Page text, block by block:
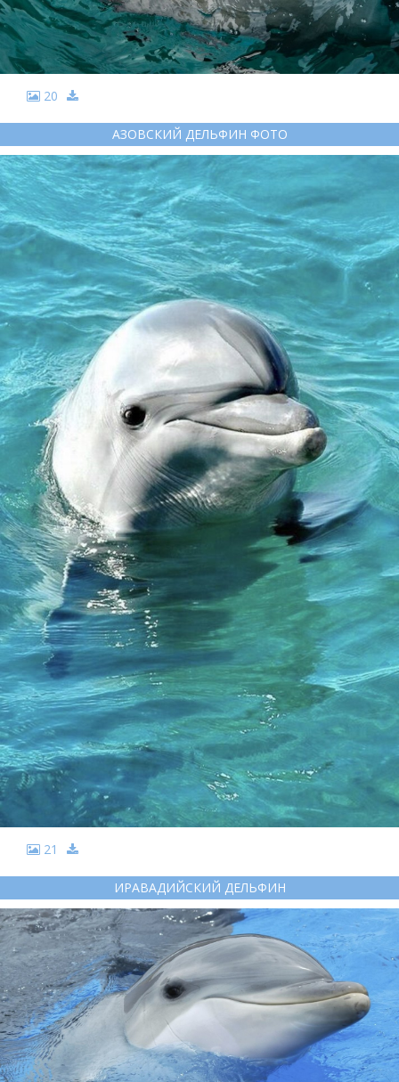
20
АЗОВСКИЙ ДЕЛЬФИН ФОТО
21
ИРАВАДИЙСКИЙ ДЕЛЬФИН